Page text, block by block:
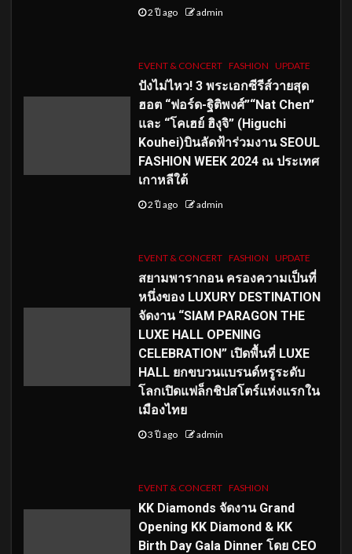
2 ปี ago admin
EVENT & CONCERT FASHION UPDATE
ปังไม่ไหว! 3 พระเอกซีรีส์วายสุด
ฮอต “ฟอร์ด-ฐิติพงศ์”“Nat Chen”
และ “โคเฮย์ ฮิงุจิ” (Higuchi
Kouhei)บินลัดฟ้าร่วมงาน SEOUL
FASHION WEEK 2024 ณ ประเทศ
เกาหลีใต้
2 ปี ago admin
EVENT & CONCERT FASHION UPDATE
สยามพารากอน ครองความเป็นที่
หนึ่งของ LUXURY DESTINATION
จัดงาน “SIAM PARAGON THE
LUXE HALL OPENING
CELEBRATION” เปิดพื้นที่ LUXE
HALL ยกขบวนแบรนด์หรูระดับ
โลกเปิดแฟล็กชิปสโตร์แห่งแรกใน
เมืองไทย
3 ปี ago admin
EVENT & CONCERT FASHION
KK Diamonds จัดงาน Grand
Opening KK Diamond & KK
Birth Day Gala Dinner โดย CEO